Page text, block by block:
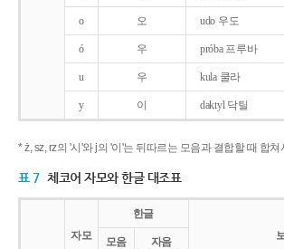
o 오 udo 우도
ó 우 próba 프루바
u 우 kula 쿨라
y 이 daktyl 닥틸
* ż, sz, rz의 '시'와 j의 '이'는 뒤따르는 모음과 결합할 때 합
표 7 체코어 자모와 한글 대조표
자모
한글
모음
자음